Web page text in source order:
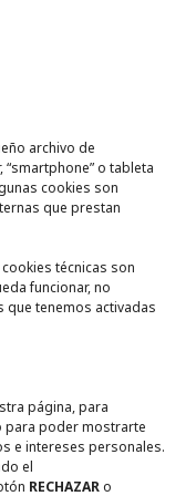
archivo de
o tableta
cookies son
que prestan
técnicas son
funcionar, no
que tenemos activadas
página, para
para poder mostrarte
e intereses personales.
el
RECHAZARo
privacidad